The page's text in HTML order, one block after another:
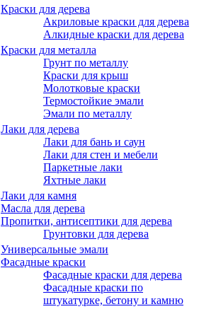
Краски для дерева
Акриловые краски для дерева
Алкидные краски для дерева
Краски для металла
Грунт по металлу
Краски для крыш
Молотковые краски
Термостойкие эмали
Эмали по металлу
Лаки для дерева
Лаки для бань и саун
Лаки для стен и мебели
Паркетные лаки
Яхтные лаки
Лаки для камня
Масла для дерева
Пропитки, антисептики для дерева
Грунтовки для дерева
Универсальные эмали
Фасадные краски
Фасадные краски для дерева
Фасадные краски по
штукатурке, бетону и камню